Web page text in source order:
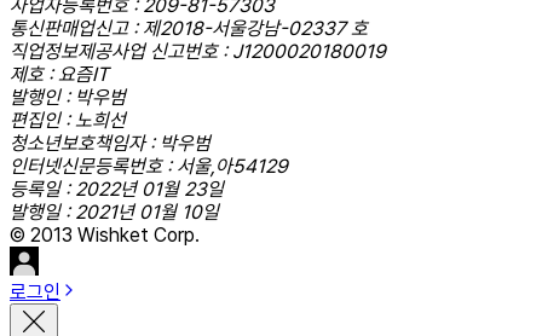
사업자등록번호 : 209-81-57303
통신판매업신고 : 제2018-서울강남-02337 호
직업정보제공사업 신고번호 : J1200020180019
제호 : 요즘IT
발행인 : 박우범
편집인 : 노희선
청소년보호책임자 : 박우범
인터넷신문등록번호 : 서울,아54129
등록일 : 2022년 01월 23일
발행일 : 2021년 01월 10일
© 2013 Wishket Corp.
로그인